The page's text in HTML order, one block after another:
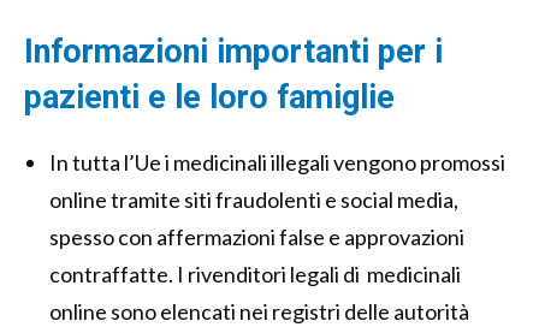
Informazioni importanti per i
pazienti e le loro famiglie
In tutta l’Ue i medicinali illegali vengono promossi
online tramite siti fraudolenti e social media,
spesso con affermazioni false e approvazioni
contraffatte. I rivenditori legali di medicinali
online sono elencati nei registri delle autorità